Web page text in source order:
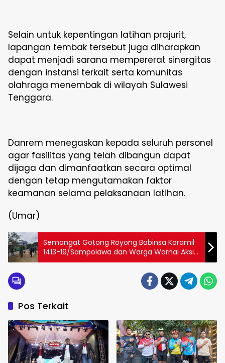
Selain untuk kepentingan latihan prajurit,
lapangan tembak tersebut juga diharapkan
dapat menjadi sarana mempererat sinergitas
dengan instansi terkait serta komunitas
olahraga menembak di wilayah Sulawesi
Tenggara.
Danrem menegaskan kepada seluruh personel
agar fasilitas yang telah dibangun dapat
dijaga dan dimanfaatkan secara optimal
dengan tetap mengutamakan faktor
keamanan selama pelaksanaan latihan.
(Umar)
Semangat Gotong Royong Babinsa Koramil
1413-19/Sampolawa dan Warga Warnai Aksi
Bersih Pasar Mambulu
Pos Terkait